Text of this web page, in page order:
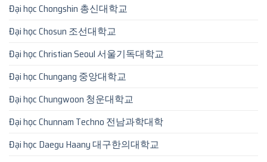
Đại học Chongshin 총신대학교
Đại học Chosun 조선대학교
Đại học Christian Seoul 서울기독대학교
Đại học Chungang 중앙대학교
Đại học Chungwoon 청운대학교
Đại học Chunnam Techno 전남과학대학
Đại học Daegu Haany 대구한의대학교